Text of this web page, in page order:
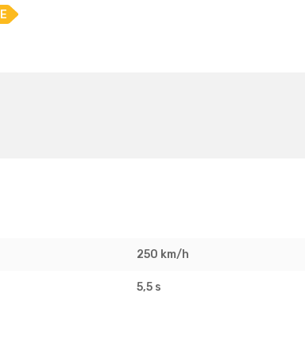
E
250 km/h
5,5 s